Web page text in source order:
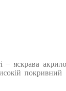
яскрава